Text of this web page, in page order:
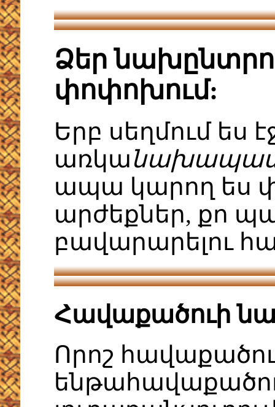
Ձեր
փոփոխում:
Երբ սեղմում ես
առկա
ապա կարող ես
արժեքներ, քո
բավարարելու
Հավաքածուի
Որոշ